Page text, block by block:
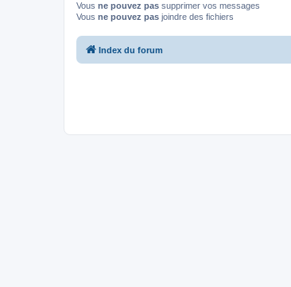
Vous ne pouvez pas supprimer vos messages
Vous ne pouvez pas joindre des fichiers
Index du forum